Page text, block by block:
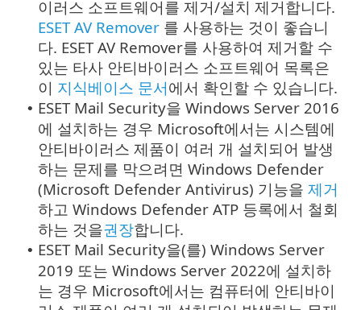
이러스 소프트웨어를 제거/설치 제거합니다.
ESET AV Remover 를 사용하는 것이 좋습니
다. ESET AV Remover를 사용하여 제거할 수
있는 타사 안티바이러스 소프트웨어 목록은
이 지식베이스 문서에서 확인할 수 있습니다.
• ESET Mail Security을 Windows Server 2016
에 설치하는 경우 Microsoft에서는 시스템에
안티바이러스 제품이 여러 개 설치되어 발생
하는 문제를 막으려면 Windows Defender
(Microsoft Defender Antivirus) 기능을 제거
하고 Windows Defender ATP 등록에서 철회
하는 것을권장합니다.
• ESET Mail Security을(를) Windows Server
2019 또는 Windows Server 2022에 설치하
는 경우 Microsoft에서는 컴퓨터에 안티바이